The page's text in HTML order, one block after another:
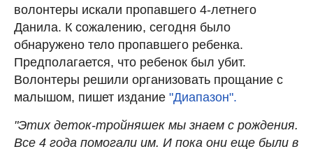
волонтеры искали пропавшего 4-летнего
Данила. К сожалению, сегодня было
обнаружено тело пропавшего ребенка.
Предполагается, что ребенок был убит.
Волонтеры решили организовать прощание с
малышом, пишет издание "Диапазон".
"Этих деток-тройняшек мы знаем с рождения.
Все 4 года помогали им. И пока они еще были в